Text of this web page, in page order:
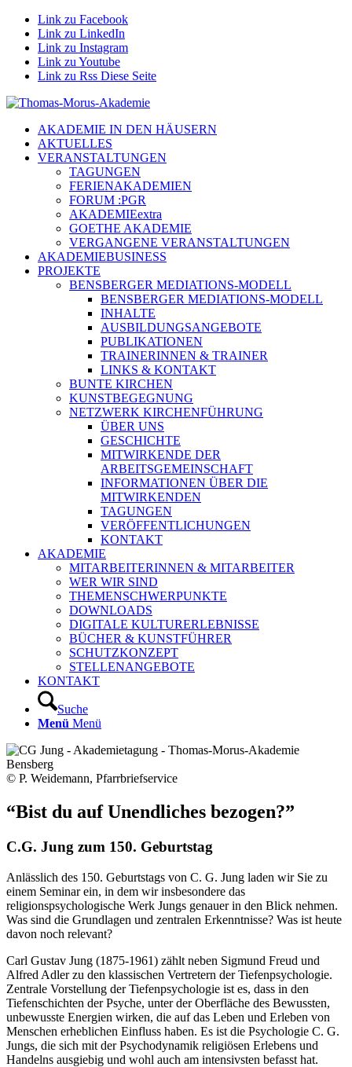
Link zu Facebook
Link zu LinkedIn
Link zu Instagram
Link zu Youtube
Link zu Rss Diese Seite
AKADEMIE IN DEN HÄUSERN
AKTUELLES
VERANSTALTUNGEN
TAGUNGEN
FERIENAKADEMIEN
FORUM :PGR
AKADEMIEextra
GOETHE AKADEMIE
VERGANGENE VERANSTALTUNGEN
AKADEMIEBUSINESS
PROJEKTE
BENSBERGER MEDIATIONS-MODELL
BENSBERGER MEDIATIONS-MODELL
INHALTE
AUSBILDUNGSANGEBOTE
PUBLIKATIONEN
TRAINERINNEN & TRAINER
LINKS & KONTAKT
BUNTE KIRCHEN
KUNSTBEGEGNUNG
NETZWERK KIRCHENFÜHRUNG
ÜBER UNS
GESCHICHTE
MITWIRKENDE DER
ARBEITSGEMEINSCHAFT
INFORMATIONEN ÜBER DIE
MITWIRKENDEN
TAGUNGEN
VERÖFFENTLICHUNGEN
KONTAKT
AKADEMIE
MITARBEITERINNEN & MITARBEITER
WER WIR SIND
THEMENSCHWERPUNKTE
DOWNLOADS
DIGITALE KULTURERLEBNISSE
BÜCHER & KUNSTFÜHRER
SCHUTZKONZEPT
STELLENANGEBOTE
KONTAKT
Suche
Menü Menü
© P. Weidemann, Pfarrbriefservice
“Bist du auf Unendliches bezogen?”
C.G. Jung zum 150. Geburtstag
Anlässlich des 150. Geburtstags von C. G. Jung laden wir Sie zu
einem Seminar ein, in dem wir insbesondere das
religionspsychologische Werk Jungs genauer in den Blick nehmen.
Was sind die Grundlagen und zentralen Erkenntnisse? Was ist heute
davon noch relevant?
Carl Gustav Jung (1875-1961) zählt neben Sigmund Freud und
Alfred Adler zu den klassischen Vertretern der Tiefenpsychologie.
Zentrale Vorstellung der Tiefenpsychologie ist es, dass in den
Tiefenschichten der Psyche, unter der Oberfläche des Bewussten,
unbewusste Energien wirken, die auf das Leben und Erleben von
Menschen erheblichen Einfluss haben. Es ist die Psychologie C. G.
Jungs, die sich mit der Psychodynamik religiösen Erlebens und
Handelns ausgiebig und wohl auch am intensivsten befasst hat.